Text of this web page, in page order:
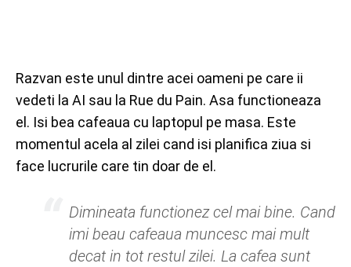
Razvan este unul dintre acei oameni pe care ii
vedeti la AI sau la Rue du Pain. Asa functioneaza
el. Isi bea cafeaua cu laptopul pe masa. Este
momentul acela al zilei cand isi planifica ziua si
face lucrurile care tin doar de el.
Dimineata functionez cel mai bine. Cand
imi beau cafeaua muncesc mai mult
decat in tot restul zilei. La cafea sunt